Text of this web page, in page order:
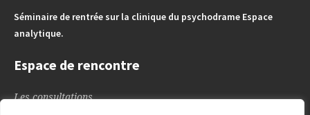
Séminaire de rentrée sur la clinique du psychodrame Espace
analytique.
Espace de rencontre
Les consultations